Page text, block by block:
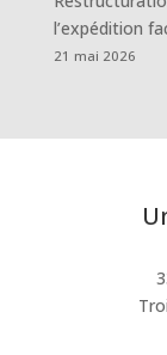
l’expédition
21 mai 2026